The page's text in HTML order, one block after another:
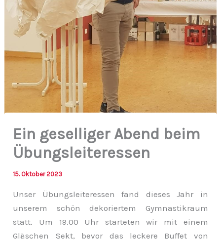
Ein geselliger Abend beim
Übungsleiteressen
15. Oktober 2023
Unser Übungsleiteressen fand dieses Jahr in
unserem schön dekoriertem Gymnastikraum
statt. Um 19.00 Uhr starteten wir mit einem
Gläschen Sekt, bevor das leckere Buffet von